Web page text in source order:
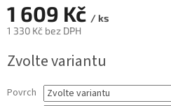
1 609 Kč / ks
1 330 Kč bez DPH
cena:
Zvolte variantu
Povrch